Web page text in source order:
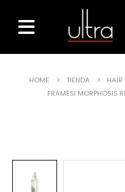
HOME TIENDA HAIR
FRAMESI MORPHOSIS